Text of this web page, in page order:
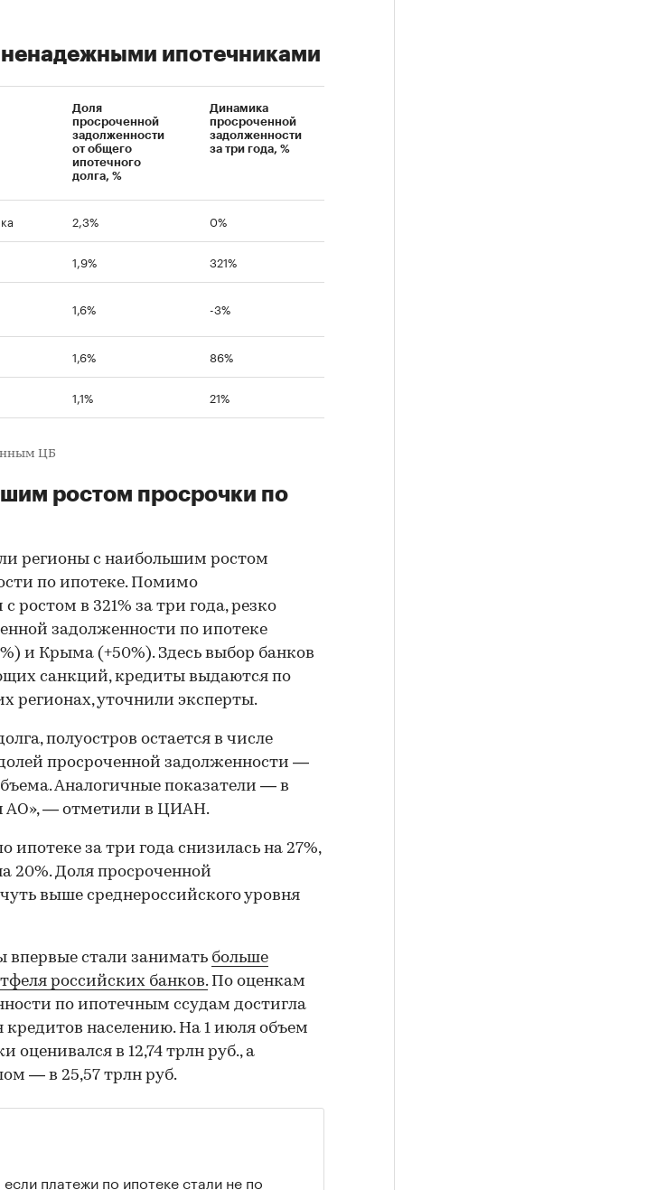
ипотечниками
Доля
просроченной
задолженности
от общего
ипотечного
долга, %
Динамика
просроченной
задолженности
за три года, %
2,3% 0%
1,9% 321%
1,6% -3%
1,6% 86%
1,1% 21%
ЦБ
ростом просрочки по
регионы с наибольшим ростом
по ипотеке. Помимо
ростом в 321% за три года, резко
задолженности по ипотеке
и Крыма (+50%). Здесь выбор банков
санкций, кредиты выдаются по
регионах, уточнили эксперты.
полуостров остается в числе
просроченной задолженности —
Аналогичные показатели — в
АО», — отметили в ЦИАН.
ипотеке за три года снизилась на 27%,
20%. Доля просроченной
выше среднероссийского уровня
стали занимать больше
российских банков.По оценкам
по ипотечным ссудам достигла
кредитов населению. На 1 июля объем
оценивался в 12,74 трлн руб., а
— в 25,57 трлн руб.
платежи по ипотеке стали не по